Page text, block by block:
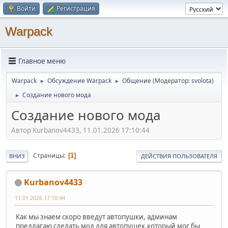
Войти Регистрация
Warpack
Главное меню
Warpack ► Обсуждение Warpack ► Общение(Модератор:svolota)
► Создание нового мода
Создание нового мода
Автор Kurbanov4433, 11.01.2026 17:10:44
ВНИЗ Страницы 1 ДЕЙСТВИЯ ПОЛЬЗОВАТЕЛЯ
Kurbanov4433
11.01.2026 17:10:44
Как мы знаем скоро введут автопушки, админам
предлагаю сделать мод для автопушек,который мог бы